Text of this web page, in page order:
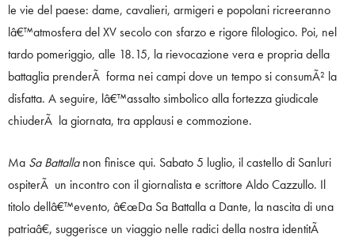
le vie del paese: dame, cavalieri, armigeri e popolani ricreeranno
lâ€™atmosfera del XV secolo con sfarzo e rigore filologico. Poi, nel
tardo pomeriggio, alle 18.15, la rievocazione vera e propria della
battaglia prenderÃ forma nei campi dove un tempo si consumÃ² la
disfatta. A seguire, lâ€™assalto simbolico alla fortezza giudicale
chiuderÃ la giornata, tra applausi e commozione.
Ma Sa Battallanon finisce qui. Sabato 5 luglio, il castello di Sanluri
ospiterÃ un incontro con il giornalista e scrittore Aldo Cazzullo. Il
titolo dellâ€™evento, â€œDa Sa Battalla a Dante, la nascita di una
patriaâ€, suggerisce un viaggio nelle radici della nostra identitÃ